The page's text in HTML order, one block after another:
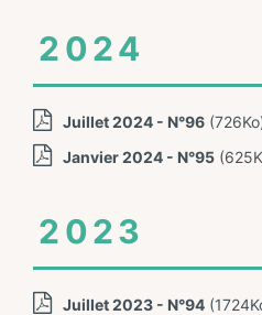
2024
Juillet 2024 - N°96
Janvier 2024 - N°95
2023
Juillet 2023 - N°94